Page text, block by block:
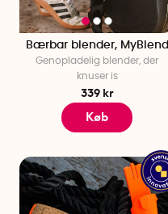
Bærbar blender, MyBlend
Genopladelig blender, der
knuser is
339 kr
Køb